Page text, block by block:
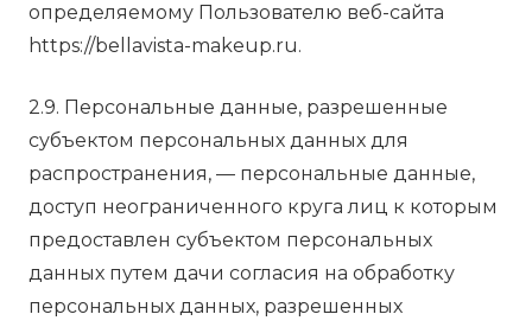
определяемому Пользователю веб-сайта
https://bellavista-makeup.ru.
2.9. Персональные данные, разрешенные
субъектом персональных данных для
распространения, — персональные данные,
доступ неограниченного круга лиц к которым
предоставлен субъектом персональных
данных путем дачи согласия на обработку
персональных данных, разрешенных